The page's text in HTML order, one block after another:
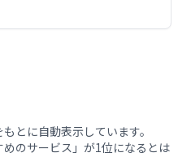
とに自動表示しています。
のサービス」が1位になるとは